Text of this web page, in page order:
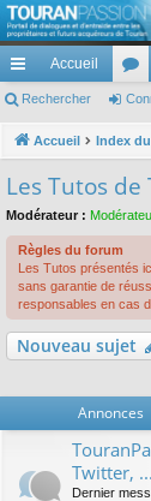
Le forum des
cc
ès
pi
de
Accueil
or
u
Rechercher
Accueil Index
Les Tutos de
Modérateur :
Règles du forum
Les Tutos présentés
sans garantie de
responsables en cas
Nouveau sujet
Annonces
Twitter,
Dernier